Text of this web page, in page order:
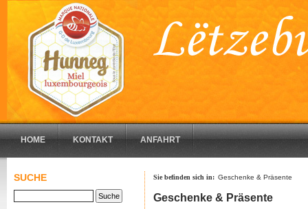
HOME KONTAKT ANFAHRT
SUCHE Sie befinden sich in: Geschenke & Präsente
Geschenke & Präsente